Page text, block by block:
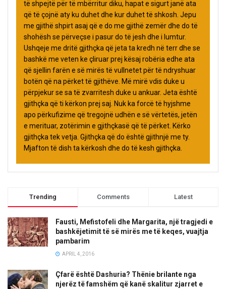
të shpejtë për të mbërritur diku, hapat e sigurt janë ata
që të çojnë aty ku duhet dhe kur duhet të shkosh. Jepu
me gjithë shpirt asaj që e do me gjithë zemër dhe do të
shohësh se përveçse i pasur do të jesh dhe i lumtur.
Ushqeje me dritë gjithçka që jeta ta kredh në terr dhe se
bashkë me veten ke çliruar prej kësaj robëria edhe ata
që sjellin farën e së mirës të vullnetet për të ndryshuar
botën që na përket të gjithëve. Më mirë vdis duke u
përpjekur se sa të zvarritesh duke u ankuar. Jeta është
gjithçka që ti kërkon prej saj. Nuk ka forcë të hyjshme
apo përkufizime që tregojnë udhën e së vërtetës, jetën
e merituar, zotërimin e gjithçkasë që të përket. Kërko
gjithçka tek vetja. Gjithçka që do është gjithnjë me ty.
Mjafton të dish ta kërkosh dhe do të kesh gjithçka.
Trending Comments Latest
Fausti, Mefistofeli dhe Margarita, një tragjedi e
bashkëjetimit të së mirës me të keqes, vuajtja
pambarim
APRIL 4, 2016
Çfarë është Dashuria? Thënie brilante nga
njerëz të famshëm që kanë skalitur zjarret e